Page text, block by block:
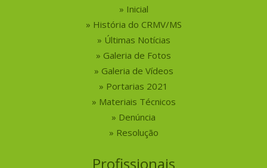
Inicial
História do CRMV/MS
Últimas Notícias
Galeria de Fotos
Galeria de Vídeos
Portarias 2021
Materiais Técnicos
Denúncia
Resolução
Profissionais